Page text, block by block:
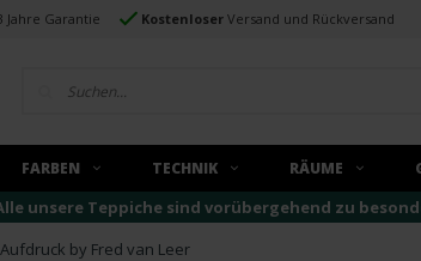
Jahre Garantie Kostenloser Versand und Rückversand
FARBEN TECHNIK RÄUME
unsere Teppiche sind vorübergehend zu
by Fred van Leer